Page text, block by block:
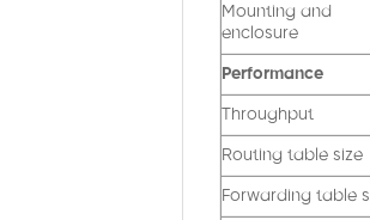
Mounting and
enclosure
Performance
Throughput
Routing table size
Forwarding table